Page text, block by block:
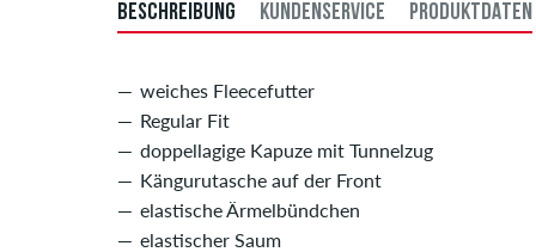
BESCHREIBUNG KUNDENSERVICE PRODUKTDATEN
weiches Fleecefutter
Regular Fit
doppellagige Kapuze mit Tunnelzug
Kängurutasche auf der Front
elastische Ärmelbündchen
elastischer Saum